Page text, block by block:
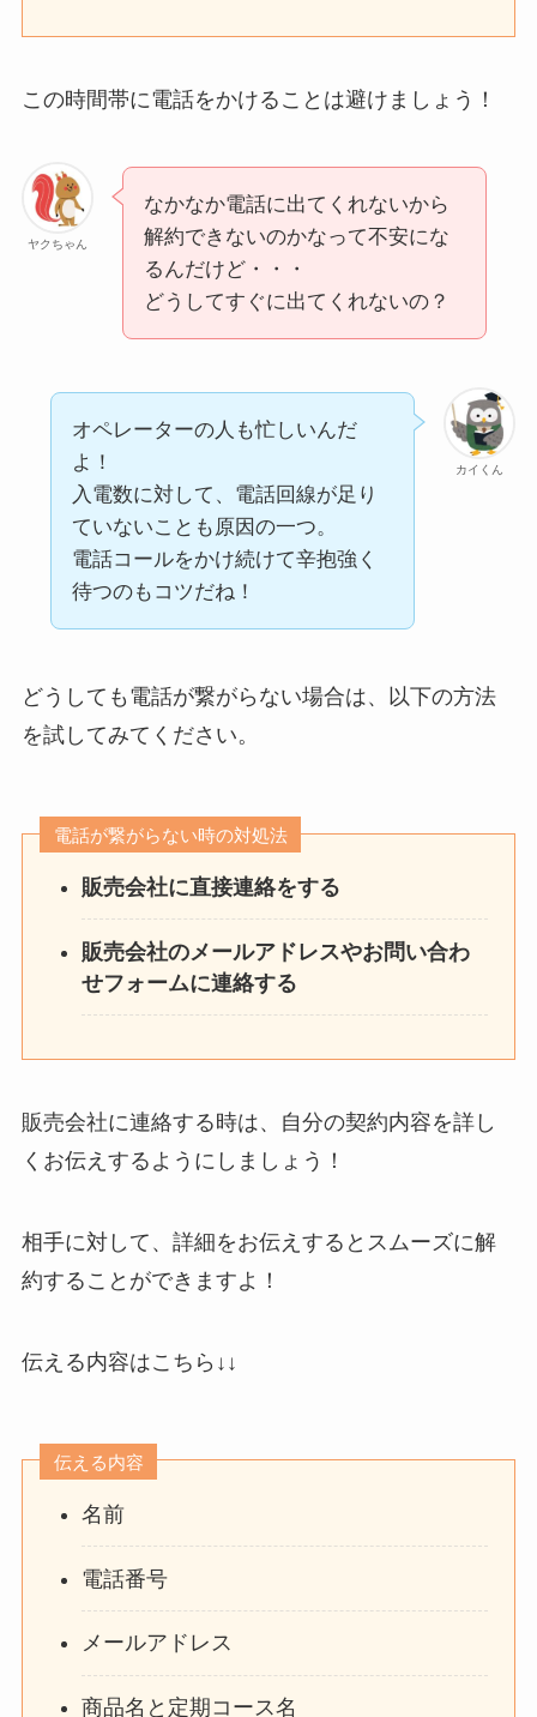
この時間帯に電話をかけることは避けましょう！
ヤクちゃん
なかなか電話に出てくれないから
解約できないのかなって不安にな
るんだけど・・・
どうしてすぐに出てくれないの？
カイくん
オペレーターの人も忙しいんだ
よ！
入電数に対して、電話回線が足り
ていないことも原因の一つ。
電話コールをかけ続けて辛抱強く
待つのもコツだね！
どうしても電話が繋がらない場合は、以下の方法
を試してみてください。
電話が繋がらない時の対処法
販売会社に直接連絡をする
販売会社のメールアドレスやお問い合わ
せフォームに連絡する
販売会社に連絡する時は、自分の契約内容を詳し
くお伝えするようにしましょう！
相手に対して、詳細をお伝えするとスムーズに解
約することができますよ！
伝える内容はこちら↓↓
伝える内容
名前
電話番号
メールアドレス
商品名と定期コース名